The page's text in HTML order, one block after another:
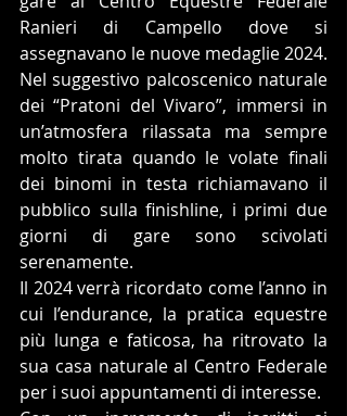
Ranieri di Campello dove si
assegnavano le nuove medaglie 2024.
Nel suggestivo palcoscenico naturale
dei “Pratoni del Vivaro”, immersi in
un’atmosfera rilassata ma sempre
molto tirata quando le volate finali
dei binomi in testa richiamavano il
pubblico sulla finishline, i primi due
giorni di gare sono scivolati
serenamente.
Il 2024 verrà ricordato come l’anno in
cui l’endurance, la pratica equestre
più lunga e faticosa, ha ritrovato la
sua casa naturale al Centro Federale
per i suoi appuntamenti di interesse.